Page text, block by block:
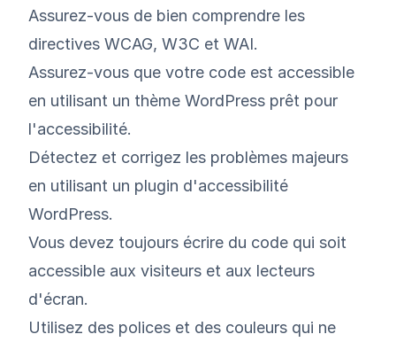
Assurez-vous de bien comprendre les
directives WCAG, W3C et WAI.
Assurez-vous que votre code est accessible
en utilisant un thème WordPress prêt pour
l'accessibilité.
Détectez et corrigez les problèmes majeurs
en utilisant un plugin d'accessibilité
WordPress.
Vous devez toujours écrire du code qui soit
accessible aux visiteurs et aux lecteurs
d'écran.
Utilisez des polices et des couleurs qui ne